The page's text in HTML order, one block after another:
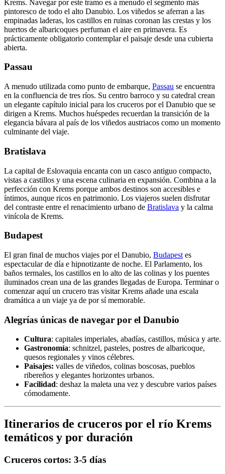
Krems. Navegar por este tramo es a menudo el segmento más
pintoresco de todo el alto Danubio. Los viñedos se aferran a las
empinadas laderas, los castillos en ruinas coronan las crestas y los
huertos de albaricoques perfuman el aire en primavera. Es
prácticamente obligatorio contemplar el paisaje desde una cubierta
abierta.
Passau
A menudo utilizada como punto de embarque, Passau se encuentra
en la confluencia de tres ríos. Su centro barroco y su catedral crean
un elegante capítulo inicial para los cruceros por el Danubio que se
dirigen a Krems. Muchos huéspedes recuerdan la transición de la
elegancia bávara al país de los viñedos austriacos como un momento
culminante del viaje.
Bratislava
La capital de Eslovaquia encanta con un casco antiguo compacto,
vistas a castillos y una escena culinaria en expansión. Combina a la
perfección con Krems porque ambos destinos son accesibles e
íntimos, aunque ricos en patrimonio. Los viajeros suelen disfrutar
del contraste entre el renacimiento urbano de Bratislava y la calma
vinícola de Krems.
Budapest
El gran final de muchos viajes por el Danubio, Budapest es
espectacular de día e hipnotizante de noche. El Parlamento, los
baños termales, los castillos en lo alto de las colinas y los puentes
iluminados crean una de las grandes llegadas de Europa. Terminar o
comenzar aquí un crucero tras visitar Krems añade una escala
dramática a un viaje ya de por sí memorable.
Alegrías únicas de navegar por el Danubio
Cultura: capitales imperiales, abadías, castillos, música y arte.
Gastronomía: schnitzel, pasteles, postres de albaricoque,
quesos regionales y vinos célebres.
Paisajes: valles de viñedos, colinas boscosas, pueblos
ribereños y elegantes horizontes urbanos.
Facilidad: deshaz la maleta una vez y descubre varios países
cómodamente.
Itinerarios de cruceros por el río Krems
temáticos y por duración
Cruceros cortos: 3-5 días